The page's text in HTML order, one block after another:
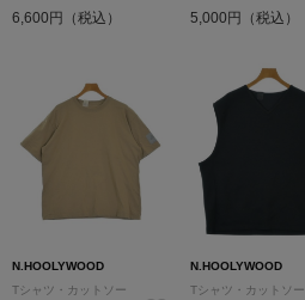
6,600円（税込） 5,000円（税込）
N.HOOLYWOOD
Tシャツ・カットソー
N.HOOLYWOOD
Tシャツ・カットソー